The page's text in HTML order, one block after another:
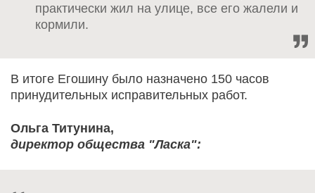
практически жил на улице, все его жалели и
кормили.
В итоге Егошину было назначено 150 часов
принудительных исправительных работ.
Ольга Титунина,
директор общества "Ласка":